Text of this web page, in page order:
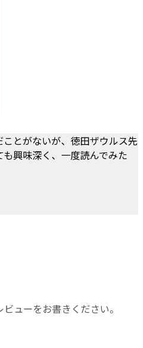
とがないが、徳田ザウルス先
興味深く、一度読んでみた
ューをお書きください。